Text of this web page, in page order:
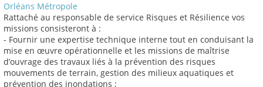
Orléans Métropole
Rattaché au responsable de service Risques et Résilience vos
missions consisteront à :
- Fournir une expertise technique interne tout en conduisant la
mise en œuvre opérationnelle et les missions de maîtrise
d’ouvrage des travaux liés à la prévention des risques
mouvements de terrain, gestion des milieux aquatiques et
prévention des inondations ;